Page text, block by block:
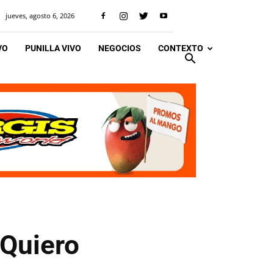
jueves, agosto 6, 2026
PUNILLA VIVO NEGOCIOS CONTEXTO